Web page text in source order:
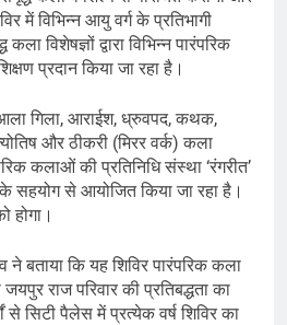
में विभिन्न आयु वर्ग के प्रतिभागी
विशेषज्ञों द्वारा विभिन्न पारंपरिक
प्रदान किया जा रहा है।
गिला, आराईश, ध्रुवपद, कथक,
और ठीकरी (मिरर वर्क) कला
कलाओं की प्रतिनिधि संस्था ‘रंगरीत’
सहयोग से आयोजित किया जा रहा है।
होगा।
ने बताया कि यह शिविर पारंपरिक कला
राज परिवार की प्रतिबद्धता का
से सिटी पैलेस में प्रत्येक वर्ष शिविर का